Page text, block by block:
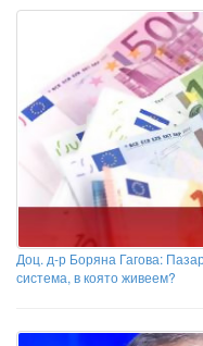
Доц. д-р Боряна Гагова:
система, в която живеем?